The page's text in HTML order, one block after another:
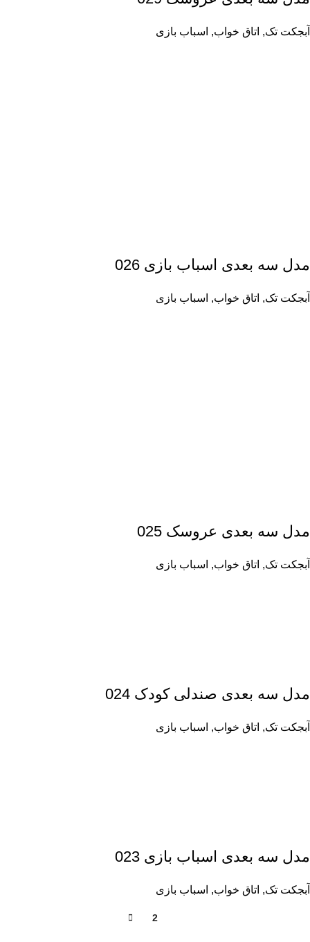
آبجکت تک, اتاق خواب, اسباب بازی
مدل سه بعدی اسباب بازی 026
آبجکت تک, اتاق خواب, اسباب بازی
مدل سه بعدی عروسک 025
آبجکت تک, اتاق خواب, اسباب بازی
مدل سه بعدی صندلی کودک 024
آبجکت تک, اتاق خواب, اسباب بازی
مدل سه بعدی اسباب بازی 023
آبجکت تک, اتاق خواب, اسباب بازی
2